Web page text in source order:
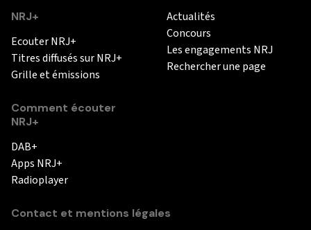
NRJ+
Ecouter NRJ+
Titres diffusés sur NRJ+
Grille et émissions
Comment écouter
NRJ+
DAB+
Apps NRJ+
Radioplayer
Actualités
Concours
Les engagements NRJ
Rechercher une page
Contact et mentions légales